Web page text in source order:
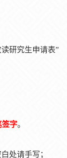
研究生申请表”
签字。
处请手写；